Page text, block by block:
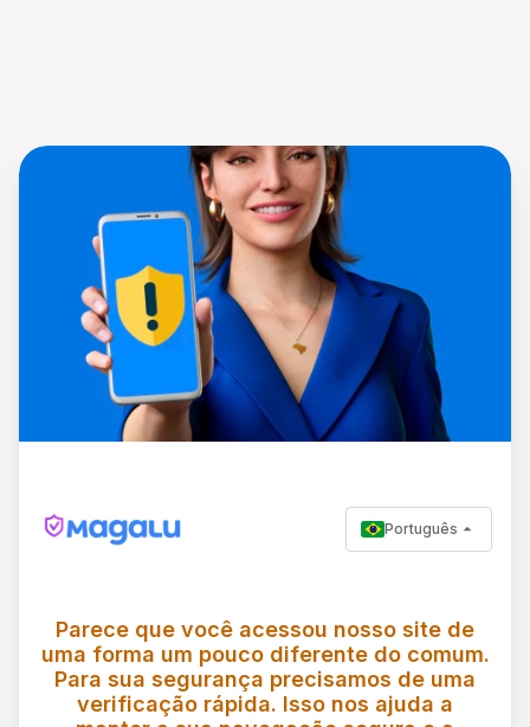
Português
Parece que você acessou nosso site de
uma forma um pouco diferente do comum.
Para sua segurança precisamos de uma
verificação rápida. Isso nos ajuda a